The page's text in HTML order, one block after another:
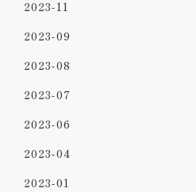
2023-11
2023-09
2023-08
2023-07
2023-06
2023-04
2023-01